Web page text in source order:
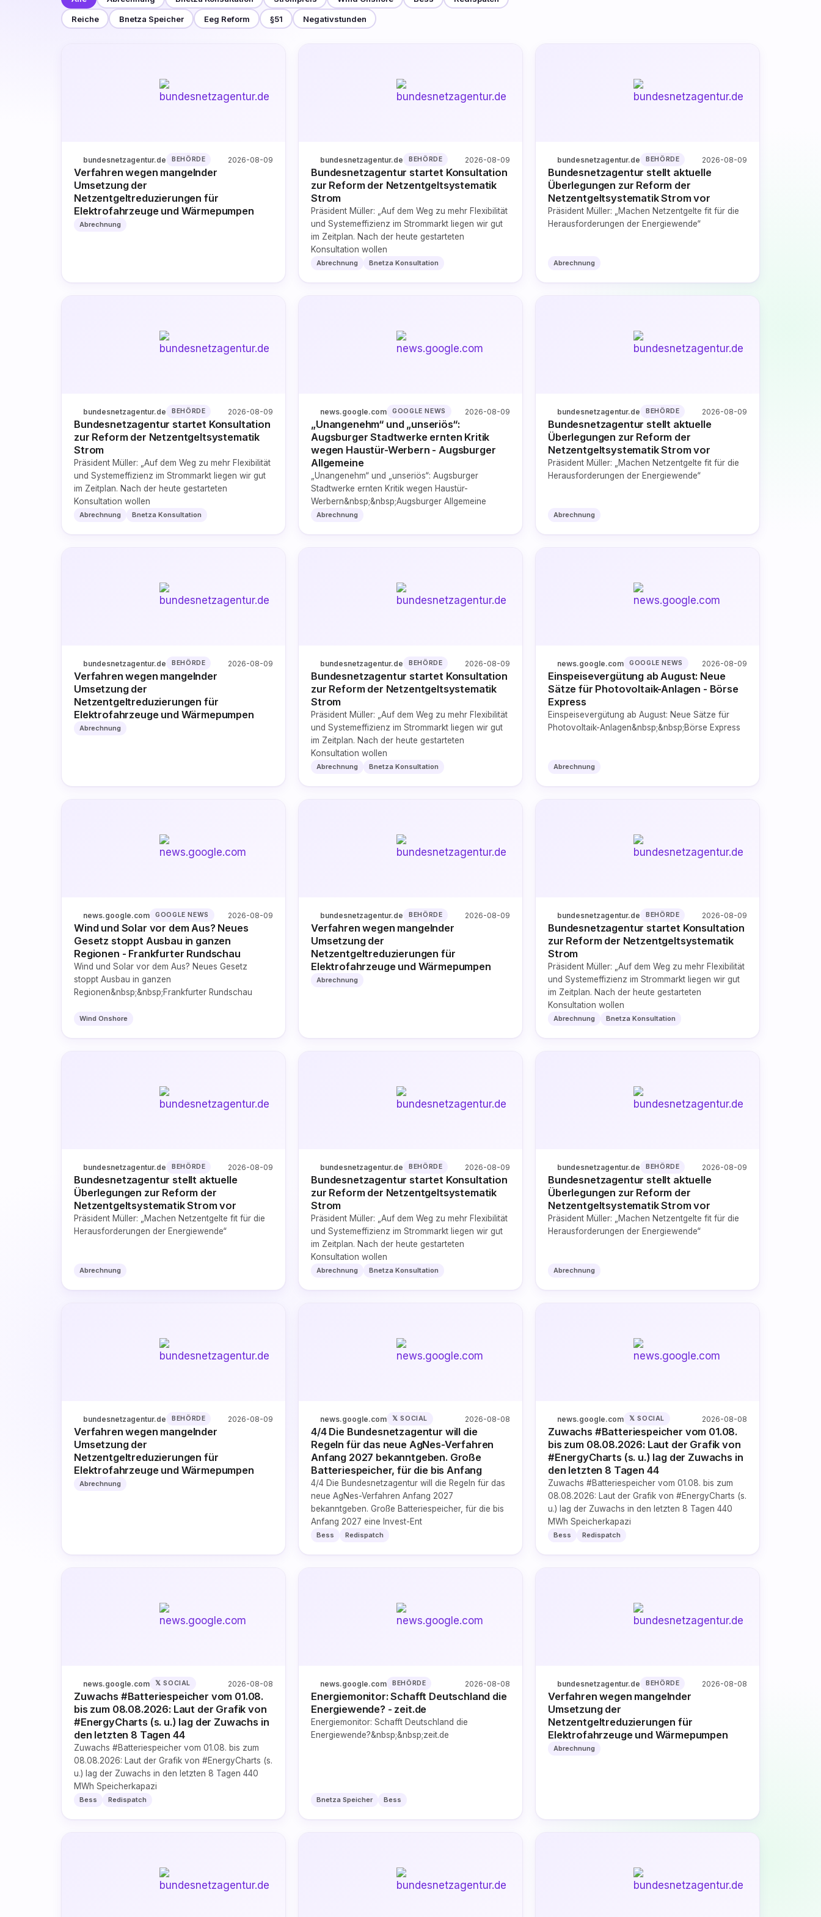
Reiche Bnetza Speicher Eeg Reform §51 Negativstunden
bundesnetzagentur.de BEHÖRDE 2026-08-09
Verfahren wegen mangelnder
Umsetzung der
Netzentgeltreduzierungen für
Elektrofahrzeuge und Wärmepumpen
Abrechnung
bundesnetzagentur.de BEHÖRDE 2026-08-09
Bundesnetzagentur startet Konsultation
zur Reform der Netzentgeltsystematik
Strom
Präsident Müller: „Auf dem Weg zu mehr Flexibilität
und Systemeffizienz im Strommarkt liegen wir gut
im Zeitplan. Nach der heute gestarteten
Konsultation wollen
Abrechnung Bnetza Konsultation
bundesnetzagentur.de BEHÖRDE 2026-08-09
Bundesnetzagentur stellt aktuelle
Überlegungen zur Reform der
Netzentgeltsystematik Strom vor
Präsident Müller: „Machen Netzentgelte fit für die
Herausforderungen der Energiewende“
Abrechnung
bundesnetzagentur.de BEHÖRDE 2026-08-09
Bundesnetzagentur startet Konsultation
zur Reform der Netzentgeltsystematik
Strom
Präsident Müller: „Auf dem Weg zu mehr Flexibilität
und Systemeffizienz im Strommarkt liegen wir gut
im Zeitplan. Nach der heute gestarteten
Konsultation wollen
Abrechnung Bnetza Konsultation
news.google.com GOOGLE NEWS 2026-08-09
„Unangenehm“ und „unseriös“:
Augsburger Stadtwerke ernten Kritik
wegen Haustür-Werbern - Augsburger
Allgemeine
„Unangenehm“ und „unseriös“: Augsburger
Stadtwerke ernten Kritik wegen Haustür-
Werbern&nbsp;&nbsp;Augsburger Allgemeine
Abrechnung
bundesnetzagentur.de BEHÖRDE 2026-08-09
Bundesnetzagentur stellt aktuelle
Überlegungen zur Reform der
Netzentgeltsystematik Strom vor
Präsident Müller: „Machen Netzentgelte fit für die
Herausforderungen der Energiewende“
Abrechnung
bundesnetzagentur.de BEHÖRDE 2026-08-09
Verfahren wegen mangelnder
Umsetzung der
Netzentgeltreduzierungen für
Elektrofahrzeuge und Wärmepumpen
Abrechnung
bundesnetzagentur.de BEHÖRDE 2026-08-09
Bundesnetzagentur startet Konsultation
zur Reform der Netzentgeltsystematik
Strom
Präsident Müller: „Auf dem Weg zu mehr Flexibilität
und Systemeffizienz im Strommarkt liegen wir gut
im Zeitplan. Nach der heute gestarteten
Konsultation wollen
Abrechnung Bnetza Konsultation
news.google.com GOOGLE NEWS 2026-08-09
Einspeisevergütung ab August: Neue
Sätze für Photovoltaik-Anlagen - Börse
Express
Einspeisevergütung ab August: Neue Sätze für
Photovoltaik-Anlagen&nbsp;&nbsp;Börse Express
Abrechnung
news.google.com GOOGLE NEWS 2026-08-09
Wind und Solar vor dem Aus? Neues
Gesetz stoppt Ausbau in ganzen
Regionen - Frankfurter Rundschau
Wind und Solar vor dem Aus? Neues Gesetz
stoppt Ausbau in ganzen
Regionen&nbsp;&nbsp;Frankfurter Rundschau
Wind Onshore
bundesnetzagentur.de BEHÖRDE 2026-08-09
Verfahren wegen mangelnder
Umsetzung der
Netzentgeltreduzierungen für
Elektrofahrzeuge und Wärmepumpen
Abrechnung
bundesnetzagentur.de BEHÖRDE 2026-08-09
Bundesnetzagentur startet Konsultation
zur Reform der Netzentgeltsystematik
Strom
Präsident Müller: „Auf dem Weg zu mehr Flexibilität
und Systemeffizienz im Strommarkt liegen wir gut
im Zeitplan. Nach der heute gestarteten
Konsultation wollen
Abrechnung Bnetza Konsultation
bundesnetzagentur.de BEHÖRDE 2026-08-09
Bundesnetzagentur stellt aktuelle
Überlegungen zur Reform der
Netzentgeltsystematik Strom vor
Präsident Müller: „Machen Netzentgelte fit für die
Herausforderungen der Energiewende“
Abrechnung
bundesnetzagentur.de BEHÖRDE 2026-08-09
Bundesnetzagentur startet Konsultation
zur Reform der Netzentgeltsystematik
Strom
Präsident Müller: „Auf dem Weg zu mehr Flexibilität
und Systemeffizienz im Strommarkt liegen wir gut
im Zeitplan. Nach der heute gestarteten
Konsultation wollen
Abrechnung Bnetza Konsultation
bundesnetzagentur.de BEHÖRDE 2026-08-09
Bundesnetzagentur stellt aktuelle
Überlegungen zur Reform der
Netzentgeltsystematik Strom vor
Präsident Müller: „Machen Netzentgelte fit für die
Herausforderungen der Energiewende“
Abrechnung
bundesnetzagentur.de BEHÖRDE 2026-08-09
Verfahren wegen mangelnder
Umsetzung der
Netzentgeltreduzierungen für
Elektrofahrzeuge und Wärmepumpen
Abrechnung
news.google.com 𝕏 SOCIAL 2026-08-08
4/4 Die Bundesnetzagentur will die
Regeln für das neue AgNes-Verfahren
Anfang 2027 bekanntgeben. Große
Batteriespeicher, für die bis Anfang
4/4 Die Bundesnetzagentur will die Regeln für das
neue AgNes-Verfahren Anfang 2027
bekanntgeben. Große Batteriespeicher, für die bis
Anfang 2027 eine Invest-Ent
Bess Redispatch
news.google.com 𝕏 SOCIAL 2026-08-08
Zuwachs #Batteriespeicher vom 01.08.
bis zum 08.08.2026: Laut der Grafik von
#EnergyCharts (s. u.) lag der Zuwachs in
den letzten 8 Tagen 44
Zuwachs #Batteriespeicher vom 01.08. bis zum
08.08.2026: Laut der Grafik von #EnergyCharts (s.
u.) lag der Zuwachs in den letzten 8 Tagen 440
MWh Speicherkapazi
Bess Redispatch
news.google.com 𝕏 SOCIAL 2026-08-08
Zuwachs #Batteriespeicher vom 01.08.
bis zum 08.08.2026: Laut der Grafik von
#EnergyCharts (s. u.) lag der Zuwachs in
den letzten 8 Tagen 44
Zuwachs #Batteriespeicher vom 01.08. bis zum
08.08.2026: Laut der Grafik von #EnergyCharts (s.
u.) lag der Zuwachs in den letzten 8 Tagen 440
MWh Speicherkapazi
Bess Redispatch
news.google.com BEHÖRDE 2026-08-08
Energiemonitor: Schafft Deutschland die
Energiewende? - zeit.de
Energiemonitor: Schafft Deutschland die
Energiewende?&nbsp;&nbsp;zeit.de
Bnetza Speicher Bess
bundesnetzagentur.de BEHÖRDE 2026-08-08
Verfahren wegen mangelnder
Umsetzung der
Netzentgeltreduzierungen für
Elektrofahrzeuge und Wärmepumpen
Abrechnung